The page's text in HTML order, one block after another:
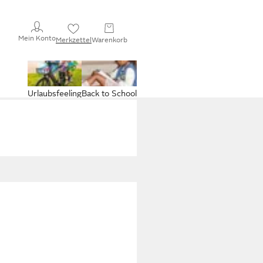
Mein KontoMerkzettelWarenkorb
Back to School
Urlaubsfeeling